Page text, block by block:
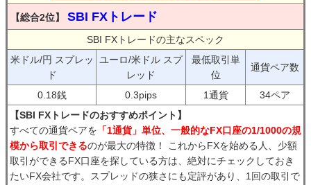
【総合2位】 SBI FXトレード
SBI FXトレードの主なスペック
米ドル/円 スプレッ
ド
ユーロ/米ドル スプ
レッド
最低取引単
位
通貨ペア数
0.18銭 0.3pips 1通貨
34ペア
【SBI FXトレードのおすすめポイント】
すべての通貨ペアを 「1通貨」単位、一般的なFX口座の1/1000の規
模から取引できるのが最大の特徴！ これからFXを始める人、少額
取引ができるFX口座を探している方は、絶対にチェックしておき
たいFX会社です。スプレッドの狭さにも定評があり、1回の取引で